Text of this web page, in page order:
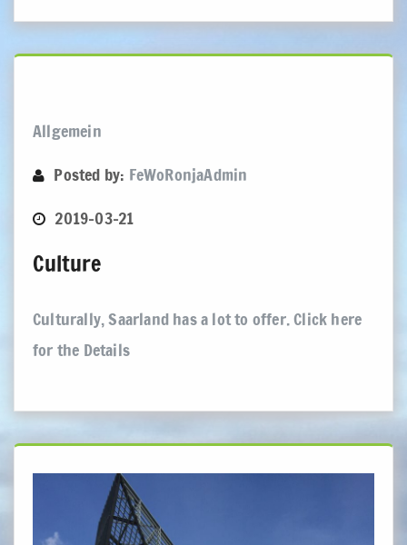
Allgemein
Posted by: FeWoRonjaAdmin
2019-03-21
Culture
Culturally, Saarland has a lot to offer. Click here
for the Details